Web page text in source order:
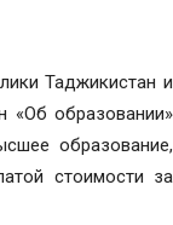
Таджикистан и
«Об образовании»
образование,
стоимости за